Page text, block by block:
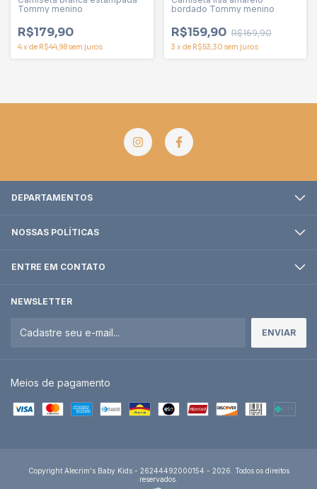
Tommy menino
R$179,90
4x de R$44,98sem juros
bordado Tommy menino
R$159,90 R$169,90
3 x de R$53,30 sem juros
DEPARTAMENTOS
NOSSAS POLÍTICAS
ENTRE EM CONTATO
NEWSLETTER
Meios de pagamento
Copyright Alecrim's Baby Kids - 26244492000154 - 2026. Todos os direitos
reservados.